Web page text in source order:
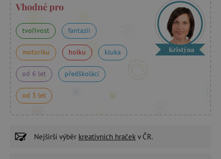
Vhodné pro
tvořivost fantazii
motoriku holku kluka
od 6 let předškoláci
od 3 let
Kristýna
Nejširší výběr kreativních hraček v ČR.